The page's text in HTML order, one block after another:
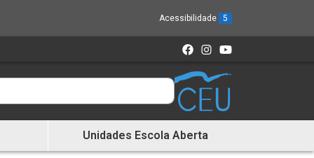
Acessibilidade 5
Unidades Escola Aberta